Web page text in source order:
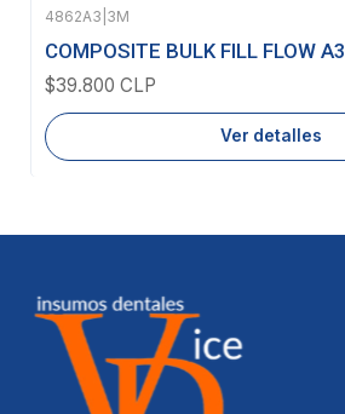
Agotado
4862A3 3M
COMPOSITE BULK FILL FLOW A3
$39.800 CLP
Ver detalles